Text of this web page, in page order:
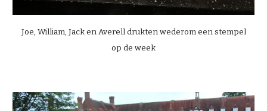
Joe, William, Jack en Averell drukten wederom een stempel
op de week